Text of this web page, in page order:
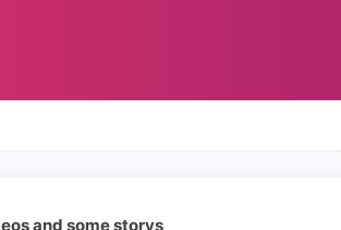
and some storys